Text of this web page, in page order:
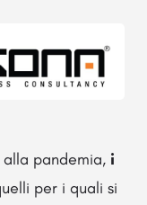
pandemia, i
per i quali si